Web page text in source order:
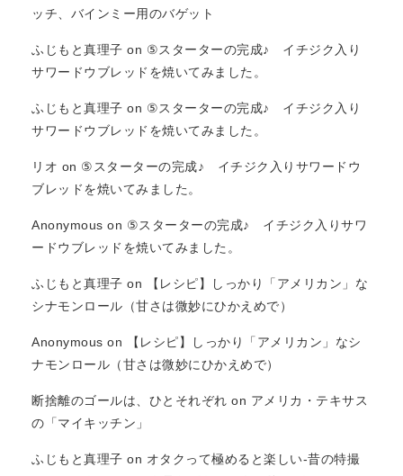
ッチ、バインミー用のバゲット
ふじもと真理子 on ⑤スターターの完成♪ イチジク入り
サワードウブレッドを焼いてみました。
ふじもと真理子 on ⑤スターターの完成♪ イチジク入り
サワードウブレッドを焼いてみました。
リオ on ⑤スターターの完成♪ イチジク入りサワードウ
ブレッドを焼いてみました。
Anonymous on ⑤スターターの完成♪ イチジク入りサワ
ードウブレッドを焼いてみました。
ふじもと真理子 on
【レシピ】しっかり「アメリカン」な
シナモンロール（甘さは微妙にひかえめで）
Anonymous on
【レシピ】しっかり「アメリカン」なシ
ナモンロール（甘さは微妙にひかえめで）
断捨離のゴールは、ひとそれぞれ on アメリカ・テキサス
の「マイキッチン」
ふじもと真理子 on オタクって極めると楽しい-昔の特撮